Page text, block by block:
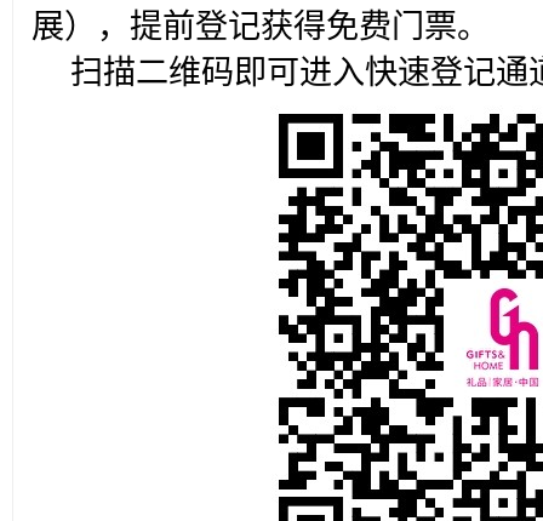
展），提前登记获得免费门票。
扫描二维码即可进入快速登记通